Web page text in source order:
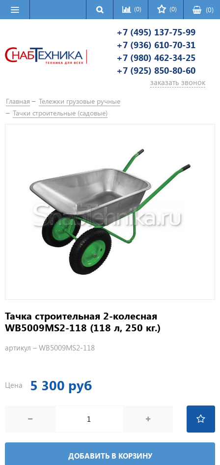
(0) (0) (0)
+7 (495) 137-75-99
+7 (936) 610-70-31
+7 (980) 462-34-25
+7 (925) 850-80-60
заказать звонок
Главная
Тележки грузовые ручные
Тачки строительные (садовые)
Тачка строительная 2-колесная
WB5009MS2-118 (118 л, 250 кг.)
артикул – WB5009MS2-118
Цена 5 300 руб
ДОБАВИТЬ В КОРЗИНУ